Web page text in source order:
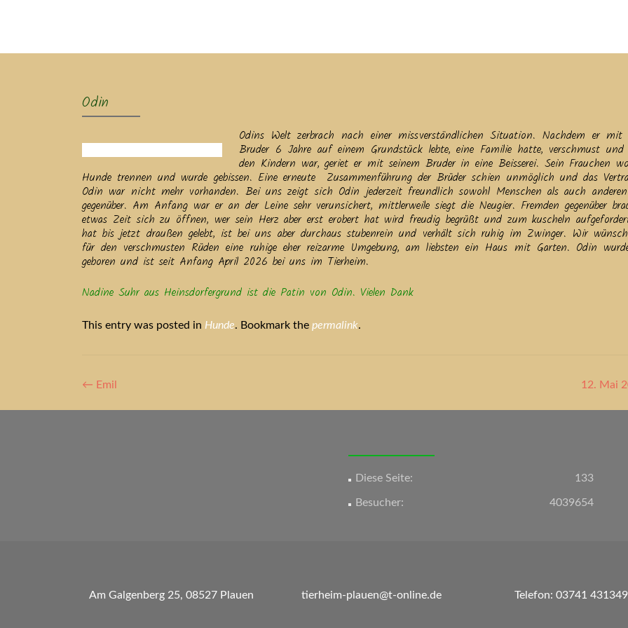
Odin
Odins Welt zerbrach nach einer missverständlichen Situation. Nachdem er mit
Bruder 6 Jahre auf einem Grundstück lebte, eine Familie hatte, verschmust
den Kindern war, geriet er mit seinem Bruder in eine Beisserei. Sein Frauchen
Hunde trennen und wurde gebissen. Eine erneute Zusammenführung der Brüder schien unmöglich und das
Odin war nicht mehr vorhanden. Bei uns zeigt sich Odin jederzeit freundlich sowohl Menschen als auch
gegenüber. Am Anfang war er an der Leine sehr verunsichert, mittlerweile siegt die Neugier. Fremden gegenüber
etwas Zeit sich zu öffnen, wer sein Herz aber erst erobert hat wird freudig begrüßt und zum kuscheln
hat bis jetzt draußen gelebt, ist bei uns aber durchaus stubenrein und verhält sich ruhig im Zwinger. Wir
für den verschmusten Rüden eine ruhige eher reizarme Umgebung, am liebsten ein Haus mit Garten. Odin
geboren und ist seit Anfang April 2026 bei uns im Tierheim.
Nadine Suhr aus Heinsdorfergrund ist die Patin von Odin. Vielen Dank
This entry was posted in Hunde. Bookmark the permalink.
Artikel-
Navigation
← Emil 12. Mai
133
Diese Seite:
4039654
Besucher:
Am Galgenberg 25, 08527 Plauen tierheim-plauen@t-online.de Telefon: 03741 431349